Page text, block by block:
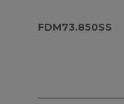
FDM73.850SS